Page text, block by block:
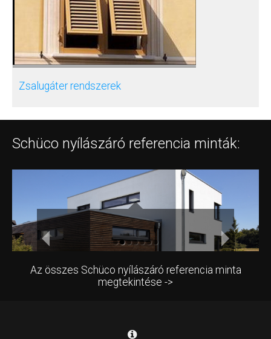
Zsalugáter rendszerek
Schüco nyílászáró referencia minták:
Az összes Schüco nyílászáró referencia minta
megtekintése ->